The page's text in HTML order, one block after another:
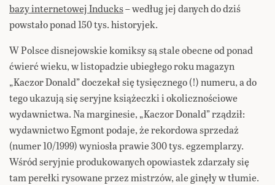
bazy internetowej Inducks– według jej danych do dziś
powstało ponad 150 tys. historyjek.
W Polsce disnejowskie komiksy są stale obecne od ponad
ćwierć wieku, w listopadzie ubiegłego roku magazyn
„Kaczor Donald” doczekał się tysięcznego (!) numeru, a do
tego ukazują się seryjne książeczki i okolicznościowe
wydawnictwa. Na marginesie, „Kaczor Donald” rządził:
wydawnictwo Egmont podaje, że rekordowa sprzedaż
(numer 10/1999) wyniosła prawie 300 tys. egzemplarzy.
Wśród seryjnie produkowanych opowiastek zdarzały się
tam perełki rysowane przez mistrzów, ale ginęły w tłumie.